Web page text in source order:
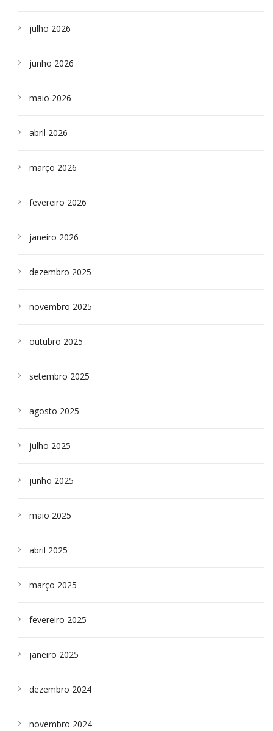
julho 2026
junho 2026
maio 2026
abril 2026
março 2026
fevereiro 2026
janeiro 2026
dezembro 2025
novembro 2025
outubro 2025
setembro 2025
agosto 2025
julho 2025
junho 2025
maio 2025
abril 2025
março 2025
fevereiro 2025
janeiro 2025
dezembro 2024
novembro 2024